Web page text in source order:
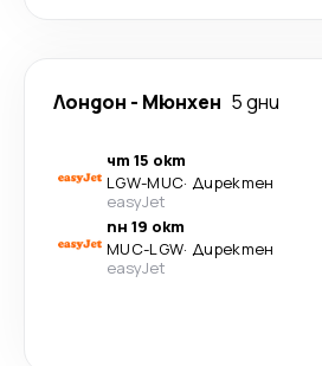
Лондон - Мюнхен 5 дни
чт 15 окт
LGW-MUC· Директен
easyJet
пн 19 окт
MUC-LGW· Директен
easyJet